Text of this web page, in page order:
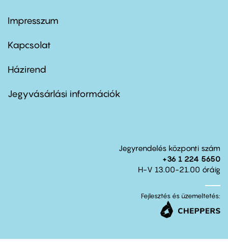
Footer
first
Impresszum
Kapcsolat
Footer
second
Házirend
Jegyvásárlási információk
Jegyrendelés központi szám
+36 1 224 5650
H-V 13.00-21.00 óráig
Fejlesztés és üzemeltetés: